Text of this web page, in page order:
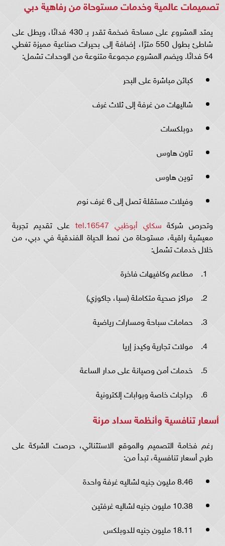
تصميمات عالمية وخدمات مستوحاة من رفاهية دبي
يمتد المشروع على مساحة ضخمة تقدر بـ 430 فدانًا، ويطل على
شاطئ بطول 550 مترًا، إضافة إلى بحيرات صناعية مميزة تغطي
54 فدانًا. ويضم المشروع مجموعة متنوعة من الوحدات تشمل:
كبائن مباشرة على البحر
شاليهات من غرفة إلى ثلاث غرف
دوبلكسات
تاون هاوس
توين هاوس
وفيلات مستقلة تصل إلى 6 غرف نوم
وتحرص شركة سكاي أبوظبي 16547.tel
على تقديم تجربة
معيشية راقية، مستوحاة من نمط الحياة الفندقية في دبي، من
خلال خدمات تشمل:
مطاعم وكافيهات فاخرة
مراكز صحية متكاملة (سبا، جاكوزي)
حمامات سباحة ومسارات رياضية
مولات تجارية وكيدز إريا
خدمات أمن وصيانة على مدار الساعة
جراجات خاصة وبوابات إلكترونية
أسعار تنافسية وأنظمة سداد مرنة
رغم فخامة التصميم والموقع الاستثنائي، حرصت الشركة على
طرح أسعار تنافسية، تبدأ من:
8.46 مليون جنيه لشاليه غرفة واحدة
10.38 مليون جنيه لشاليه غرفتين
18.11 مليون جنيه للدوبلكس